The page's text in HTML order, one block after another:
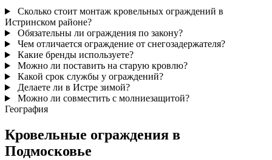
Сколько стоит монтаж кровельных ограждений в
Истринском районе?
Обязательны ли ограждения по закону?
Чем отличается ограждение от снегозадержателя?
Какие бренды используете?
Можно ли поставить на старую кровлю?
Какой срок службы у ограждений?
Делаете ли в Истре зимой?
Можно ли совместить с молниезащитой?
География
Кровельные ограждения в
Подмосковье